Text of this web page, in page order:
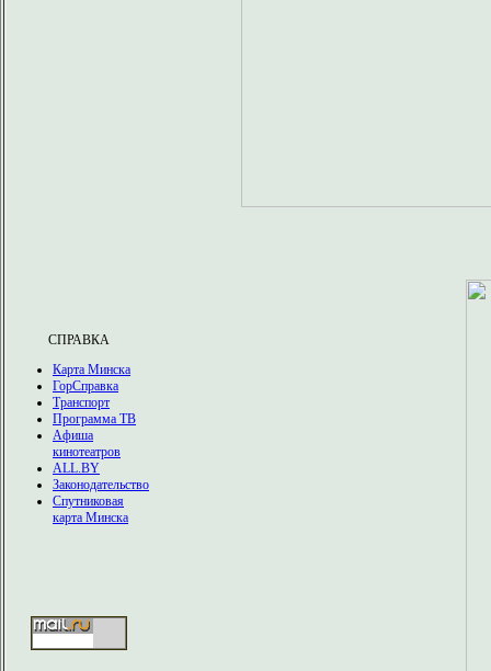
СПРАВКА
Карта Минска
ГорСправка
Транспорт
Программа ТВ
Афиша
кинотеатров
ALL.BY
Законодательство
Спутниковая
карта Минска